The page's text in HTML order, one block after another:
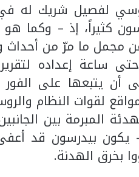
لفصيل شريك له
كثيراً، إذ – وكما
في 27 – 10 – 2020 عن مجمل
ساعة إعداده
أن يتبعها على
لقوات النظام
المبرمة بين
– يكون بيدرسون قد
بخرق الهدنة.